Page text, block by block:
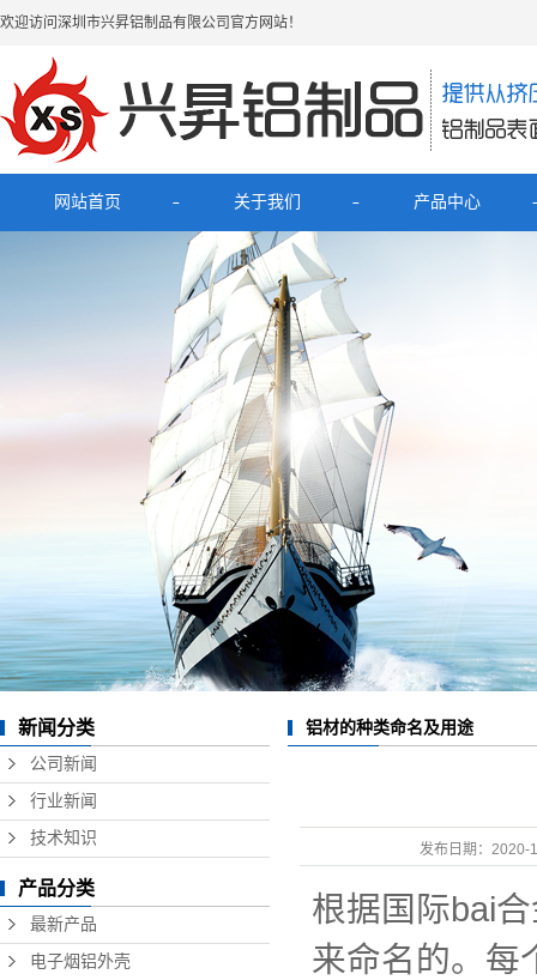
欢迎访问深圳市兴昇铝制品有限公司官方网站！
网站首页 关于我们
公司简介
联系我们
产品中心
移动电源充电宝铝外壳
数据线铝外壳
硬盘盒铝外壳
新闻分类
公司新闻
行业新闻
技术知识
产品分类
最新产品
电子烟铝外壳
铝材的种类命名及用途
发布日期： 2020-
根据国际bai
来命名的。每